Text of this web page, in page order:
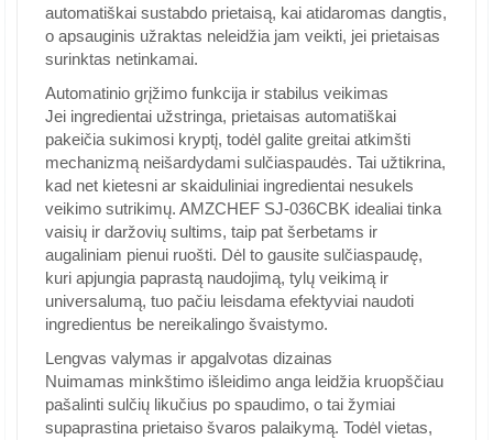
automatiškai sustabdo prietaisą, kai atidaromas dangtis,
o apsauginis užraktas neleidžia jam veikti, jei prietaisas
surinktas netinkamai.
Automatinio grįžimo funkcija ir stabilus veikimas
Jei ingredientai užstringa, prietaisas automatiškai
pakeičia sukimosi kryptį, todėl galite greitai atkimšti
mechanizmą neišardydami sulčiaspaudės. Tai užtikrina,
kad net kietesni ar skaiduliniai ingredientai nesukels
veikimo sutrikimų. AMZCHEF SJ-036CBK idealiai tinka
vaisių ir daržovių sultims, taip pat šerbetams ir
augaliniam pienui ruošti. Dėl to gausite sulčiaspaudę,
kuri apjungia paprastą naudojimą, tylų veikimą ir
universalumą, tuo pačiu leisdama efektyviai naudoti
ingredientus be nereikalingo švaistymo.
Lengvas valymas ir apgalvotas dizainas
Nuimamas minkštimo išleidimo anga leidžia kruopščiau
pašalinti sulčių likučius po spaudimo, o tai žymiai
supaprastina prietaiso švaros palaikymą. Todėl vietas,